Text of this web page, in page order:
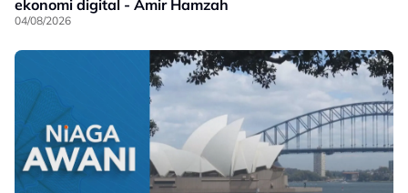
ekonomi digital - Amir Hamzah
04/08/2026